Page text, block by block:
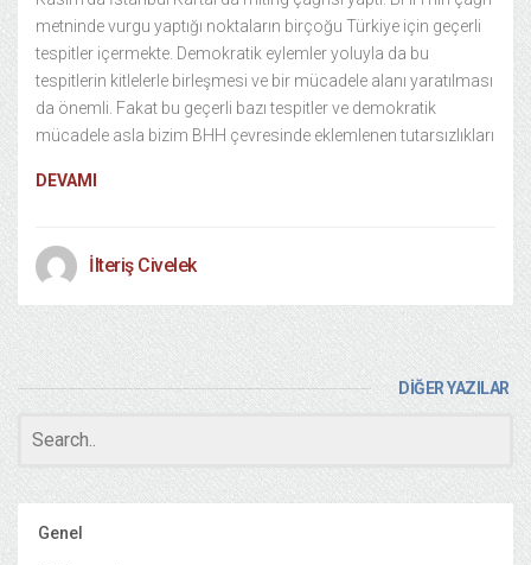
metninde vurgu yaptığı noktaların birçoğu Türkiye için geçerli
tespitler içermekte. Demokratik eylemler yoluyla da bu
tespitlerin kitlelerle birleşmesi ve bir mücadele alanı yaratılması
da önemli. Fakat bu geçerli bazı tespitler ve demokratik
mücadele asla bizim BHH çevresinde eklemlenen tutarsızlıkları
DEVAMI
İlteriş Civelek
DİĞER YAZILAR
Genel